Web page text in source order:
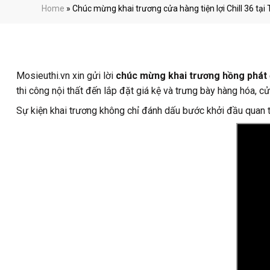
Home » Chúc mừng khai trương cửa hàng tiện lợi Chill 36 tại
Mosieuthi.vn xin gửi lời chúc mừng khai trương hồng phát
thi công nội thất đến lắp đặt giá kệ và trưng bày hàng hóa,
Sự kiện khai trương không chỉ đánh dấu bước khởi đầu